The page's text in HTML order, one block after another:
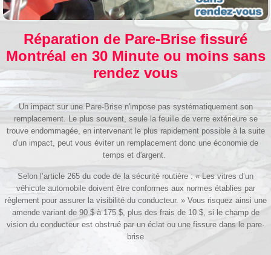
Réparation de Pare-Brise fissuré
Montréal en 30 Minute ou moins sans
rendez vous
Un impact sur une Pare-Brise n'impose pas systématiquement son
remplacement. Le plus souvent, seule la feuille de verre extérieure se
trouve endommagée, en intervenant le plus rapidement possible à la suite
d'un impact, peut vous éviter un remplacement donc une économie de
temps et d'argent.
Selon l’article 265 du code de la sécurité routière : « Les vitres d’un
véhicule automobile doivent être conformes aux normes établies par
règlement pour assurer la visibilité du conducteur. » Vous risquez ainsi une
amende variant de 90 $ à 175 $, plus des frais de 10 $, si le champ de
vision du conducteur est obstrué par un éclat ou une fissure dans le pare-
brise